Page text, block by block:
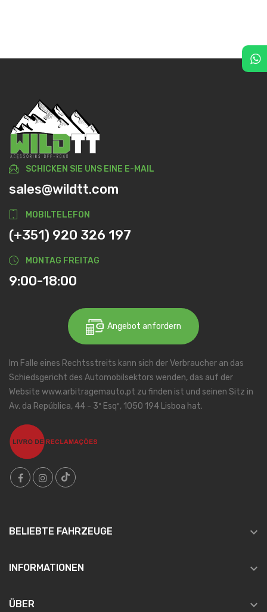
SCHICKEN SIE UNS EINE E-MAIL
sales@wildtt.com
MOBILTELEFON
(+351) 920 326 197
MONTAG FREITAG
9:00-18:00
Angebot anfordern
Im Falle eines Rechtsstreits kann sich der Verbraucher an das
Schiedsgericht des Automobilsektors wenden, das auf der
Website www.arbitragemauto.pt zu finden ist und seinen Sitz in
Av. da República, 44 - 3º Esqº, 1050 194 Lisboa hat.
BELIEBTE FAHRZEUGE 
INFORMATIONEN 
ÜBER 